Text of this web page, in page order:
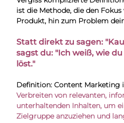
ist die Methode, die den
Produkt, hin zum Problem
Statt direkt zu sagen:
sagst du: "Ich weiß, wie
löst."
Definition: Content Marketing
Verbreiten von relevanten,
unterhaltenden Inhalten, um
Zielgruppe anzuziehen und